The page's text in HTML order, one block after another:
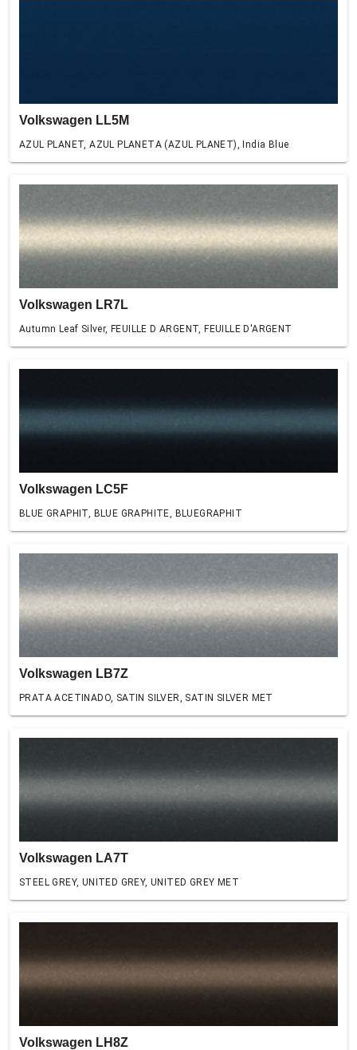
Volkswagen LL5M
AZUL PLANET, AZUL PLANETA (AZUL PLANET), India Blue
Volkswagen LR7L
Autumn Leaf Silver, FEUILLE D ARGENT, FEUILLE D'ARGENT
Volkswagen LC5F
BLUE GRAPHIT, BLUE GRAPHITE, BLUEGRAPHIT
Volkswagen LB7Z
PRATA ACETINADO, SATIN SILVER, SATIN SILVER MET
Volkswagen LA7T
STEEL GREY, UNITED GREY, UNITED GREY MET
Volkswagen LH8Z